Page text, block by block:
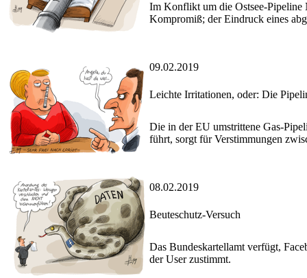
Im Konflikt um die Ostsee-Pipeline
Kompromiß; der Eindruck eines
09.02.2019
Leichte Irritationen, oder: Die
Die in der EU umstrittene Gas-
führt, sorgt für Verstimmungen
08.02.2019
Beuteschutz-Versuch
Das Bundeskartellamt verfügt,
der User zustimmt.